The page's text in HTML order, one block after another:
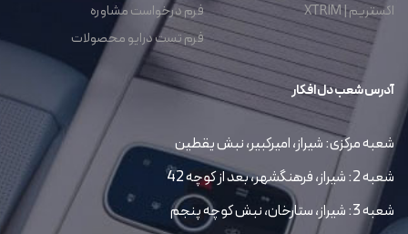
اکستریم | XTRIM
فرم درخواست مشاوره
فرم تست درایو محصولات
آدرس شعب دل افکار
شعبه مرکزی: شیراز، امیرکبیر، نبش یقطین
شعبه 2: شیراز، فرهنگشهر، بعد از کوچه 42
شعبه 3: شیراز، ستارخان، نبش کوچه پنجم